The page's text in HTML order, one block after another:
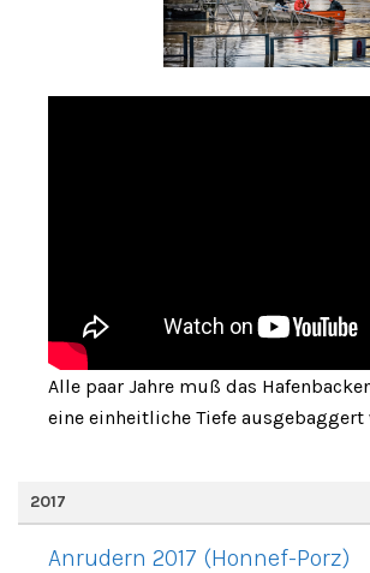
Alle paar Jahre muß das
eine einheitliche Tiefe ausgebaggert
2017
Anrudern 2017 (Honnef-Porz)